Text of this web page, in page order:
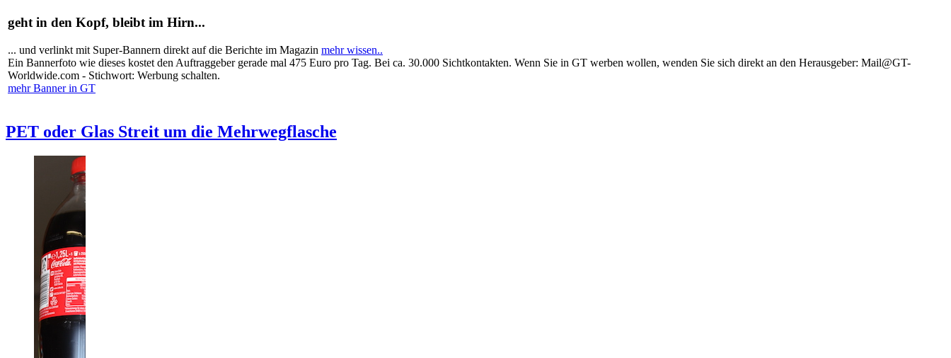
geht in den Kopf, bleibt im Hirn...
... und verlinkt mit Super-Bannern direkt auf die Berichte im Magazin mehr wissen..
Ein Bannerfoto wie dieses kostet den Auftraggeber gerade mal 475 Euro pro Tag. Bei ca. 30.000 Sichtkontakten. Wenn Sie in GT werben wollen, wenden Sie sich direkt an den Herausgeber: Mail@GT-
Worldwide.com - Stichwort: Werbung schalten.
mehr Banner in GT
PET oder Glas Streit um die Mehrwegflasche